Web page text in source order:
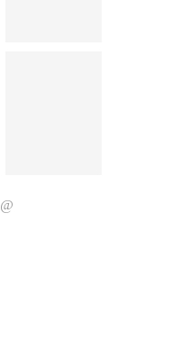
@MarbleSupplierKSA